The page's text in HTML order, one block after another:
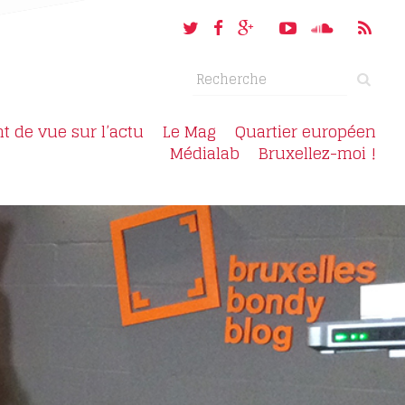
de vue sur l’actu Le Mag Quartier européen
Médialab Bruxellez-moi !